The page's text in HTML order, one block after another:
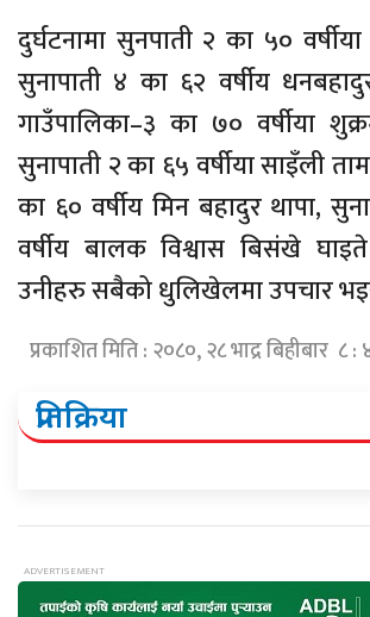
दुर्घटनामा सुनपाती २ का ५०
सुनापाती ४ का ६२ वर्षीय
गाउँपालिका–३ का ७० वर्षीया
सुनापाती २ का ६५ वर्षीया साइँली
का ६० वर्षीय मिन बहादुर थापा,
वर्षीय बालक विश्वास बिसंखे
उनीहरु सबैको धुलिखेलमा उपचार
प्रकाशित मिति : २०८०, २८ भाद्र बिहीबार ८
प्रतिक्रिया